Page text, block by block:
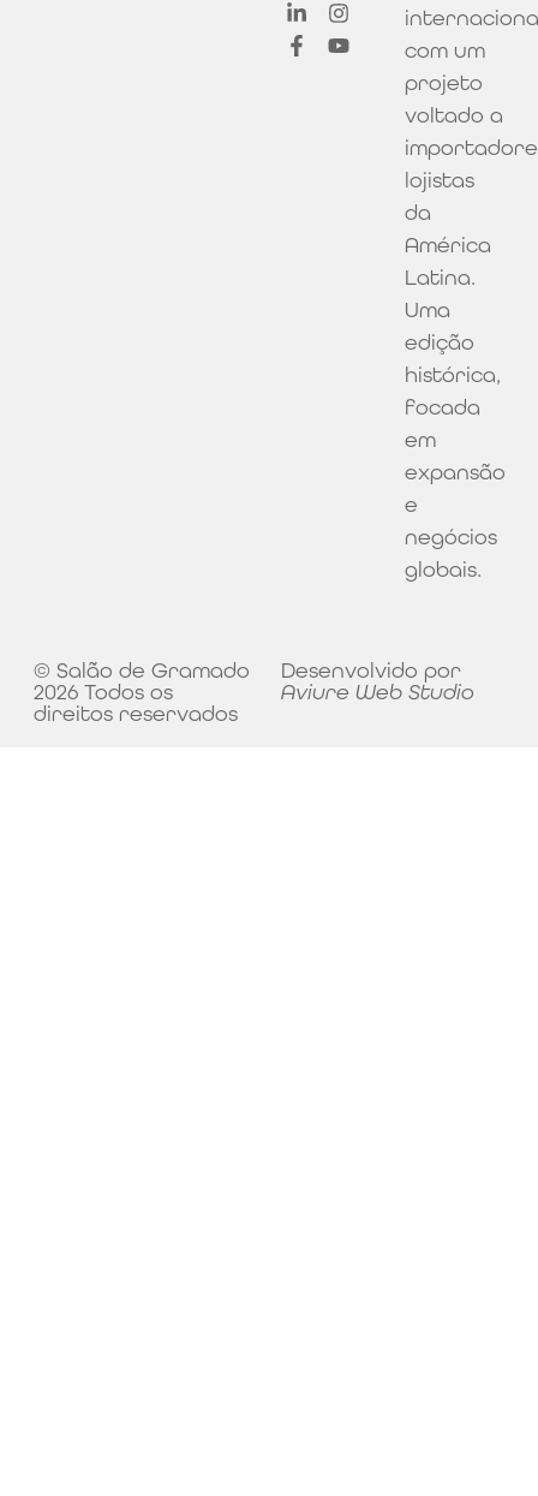
com um
projeto
voltado a
lojistas
da
América
Latina.
Uma
edição
histórica,
focada
em
expansão
e
negócios
globais.
© Salão de Gramado
2026 Todos os
direitos reservados
Desenvolvido por
Aviure Web Studio